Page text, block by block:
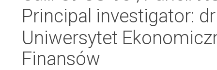
Principal investigator:
Uniwersytet
Finansów